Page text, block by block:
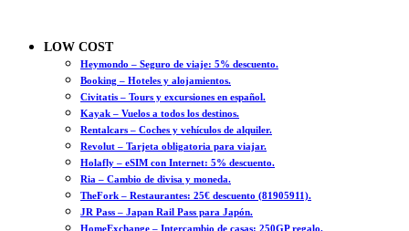
LOW COST
Heymondo – Seguro de viaje: 5% descuento.
Booking – Hoteles y alojamientos.
Civitatis – Tours y excursiones en español.
Kayak – Vuelos a todos los destinos.
Rentalcars – Coches y vehículos de alquiler.
Revolut – Tarjeta obligatoria para viajar.
Holafly – eSIM con Internet: 5% descuento.
Ria – Cambio de divisa y moneda.
TheFork – Restaurantes: 25€ descuento (81905911).
JR Pass – Japan Rail Pass para Japón.
HomeExchange – Intercambio de casas: 250GP regalo.